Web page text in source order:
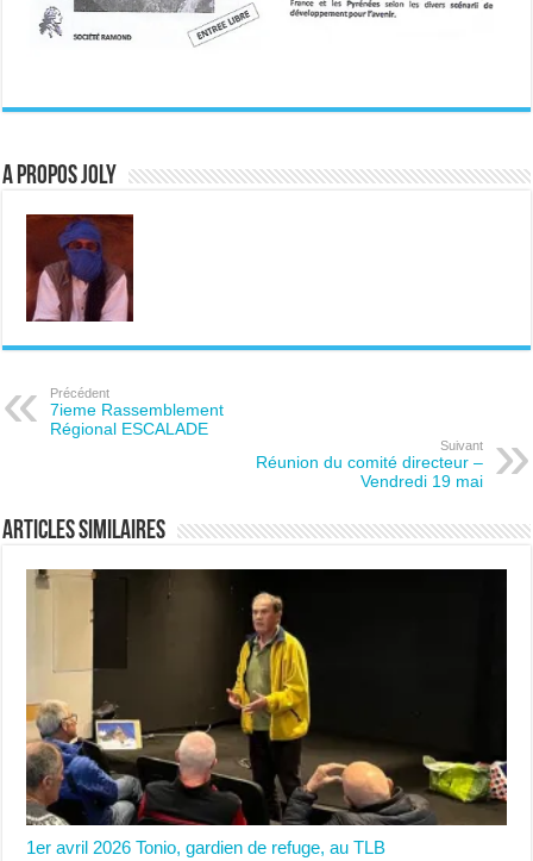
A propos JOLY
Précédent
7ieme Rassemblement
Régional ESCALADE
Suivant
Réunion du comité directeur –
Vendredi 19 mai
Articles similaires
1er avril 2026 Tonio, gardien de refuge, au TLB